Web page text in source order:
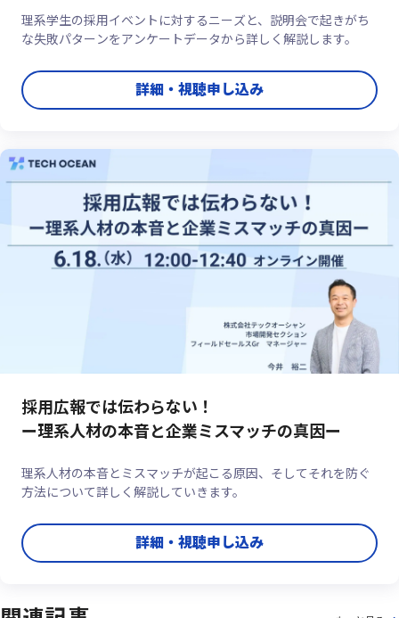
理系学生の採用イベントに対するニーズと、説明会で起きがち
な失敗パターンをアンケートデータから詳しく解説します。
詳細・視聴申し込み
採用広報では伝わらない！
ー理系人材の本音と企業ミスマッチの真因ー
理系人材の本音とミスマッチが起こる原因、そしてそれを防ぐ
方法について詳しく解説していきます。
詳細・視聴申し込み